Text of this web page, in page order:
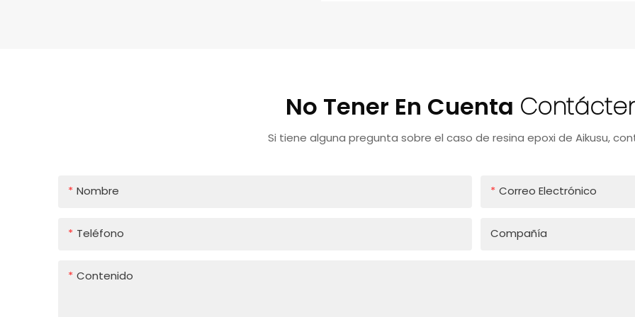
No Tener En Cuenta
Si tiene alguna pregunta sobre el caso de resina epoxi de Aikusu,
Nombre Correo Electrónico
Teléfono Compañía
Contenido